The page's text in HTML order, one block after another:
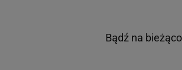
Bądź na